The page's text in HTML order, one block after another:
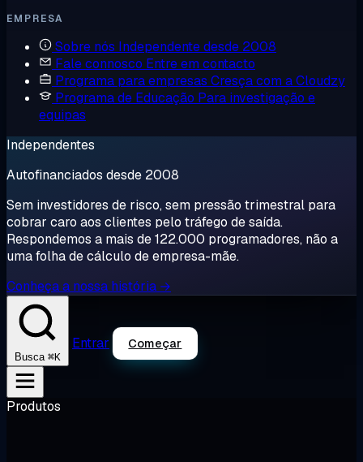
EMPRESA
Sobre nós Independente desde 2008
Fale connosco Entre em contacto
Programa para empresas Cresça com a Cloudzy
Programa de Educação Para investigação e
equipas
Independentes
Autofinanciados desde 2008
Sem investidores de risco, sem pressão trimestral para
cobrar caro aos clientes pelo tráfego de saída.
Respondemos a mais de 122.000 programadores, não a
uma folha de cálculo de empresa-mãe.
Conheça a nossa história →
Busca ⌘K
Entrar Começar
Produtos